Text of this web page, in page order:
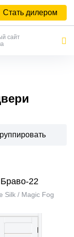
Стать дилером
сайт
Браво-22
Silk / Magic Fog